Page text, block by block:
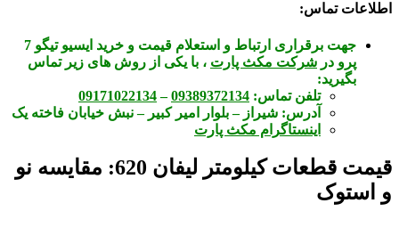
اطلاعات تماس:
جهت برقراری ارتباط و استعلام قیمت و خرید ایسیو تیگو 7
پرو در شرکت مکث پارت ، با یکی از روش های زیر تماس
بگیرید:
تلفن تماس: 09389372134
–
09171022134
آدرس: شیراز – بلوار امیر کبیر – نبش خیابان فاخته یک
اینستاگرام مکث پارت
قیمت قطعات کیلومتر لیفان 620: مقایسه نو
و استوک